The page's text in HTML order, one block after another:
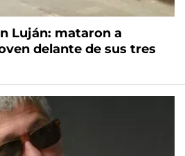
Luján: mataron a
delante de sus tres